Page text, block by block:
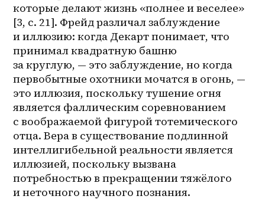
которые делают жизнь «полнее и веселее»
[3, с. 21]. Фрейд различал заблуждение
и иллюзию: когда Декарт понимает, что
принимал квадратную башню
за круглую, — это заблуждение, но когда
первобытные охотники мочатся в огонь, —
это иллюзия, поскольку тушение огня
является фаллическим соревнованием
с воображаемой фигурой тотемического
отца. Вера в существование подлинной
интеллигибельной реальности является
иллюзией, поскольку вызвана
потребностью в прекращении тяжёлого
и неточного научного познания.